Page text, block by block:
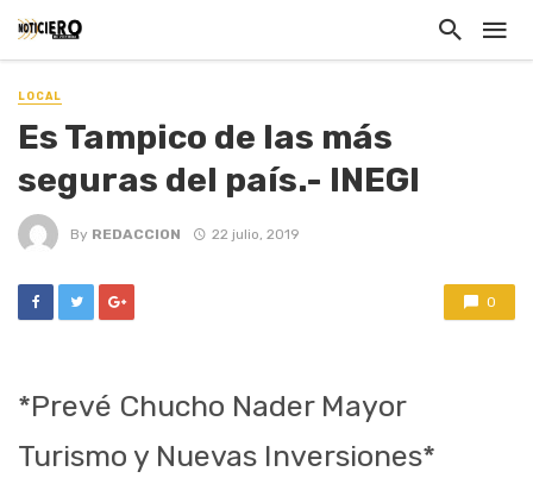
LOCAL
Es Tampico de las más
seguras del país.- INEGI
By REDACCION 22 julio, 2019
0
*Prevé Chucho Nader Mayor
Turismo y Nuevas Inversiones*